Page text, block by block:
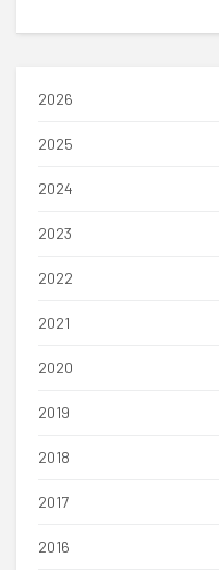
2026
2025
2024
2023
2022
2021
2020
2019
2018
2017
2016